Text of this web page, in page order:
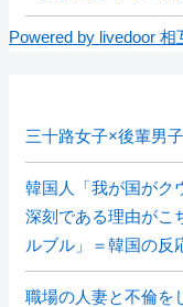
Powered by livedoor 相
三十路女子×後輩男
韓国人「我が国がク
深刻である理由が
ルブル」＝韓国の反
職場の人妻と不倫を